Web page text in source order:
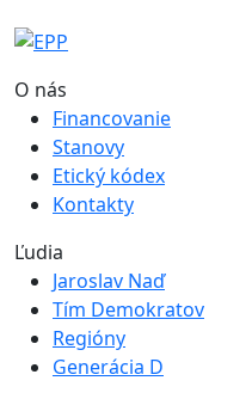
O nás
Financovanie
Stanovy
Etický kódex
Kontakty
Ľudia
Jaroslav Naď
Tím Demokratov
Regióny
Generácia D